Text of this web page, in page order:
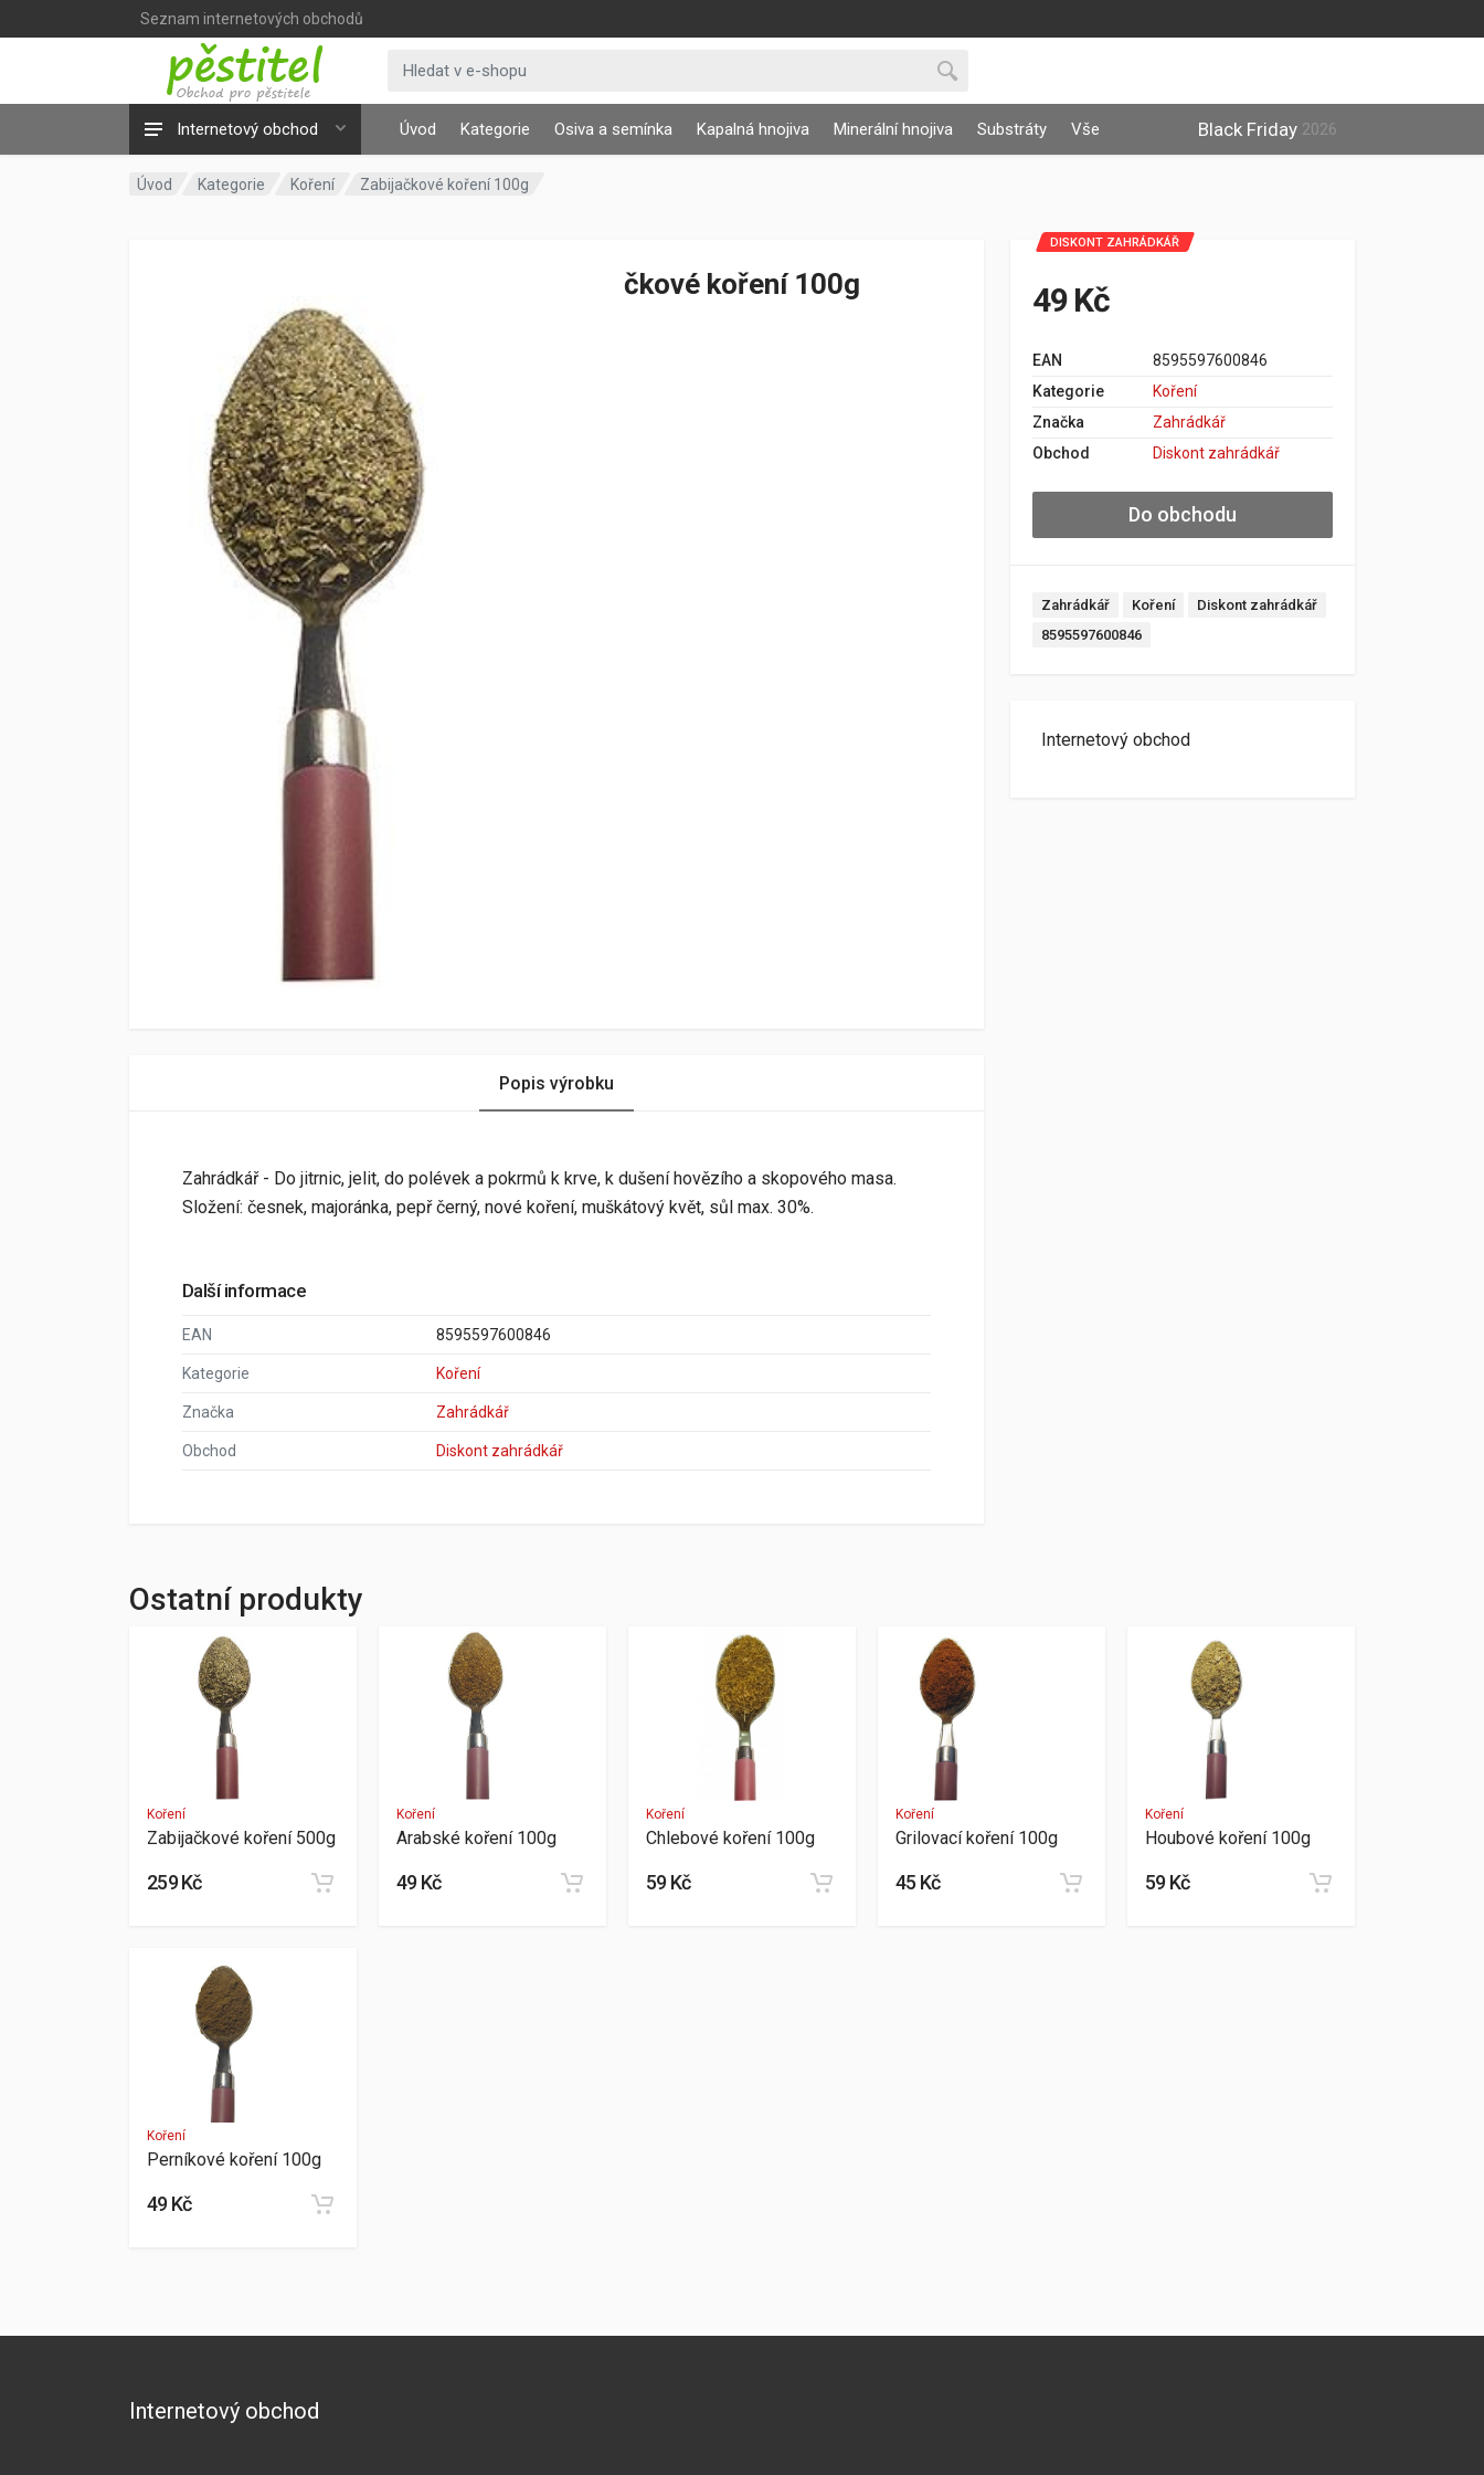
Seznam internetových obchodů
Internetový obchod Úvod Kategorie Osiva a semínka Kapalná hnojiva Minerální hnojiva Substráty Vše Black Friday 2026
Úvod Kategorie Koření Zabijačkové koření 100g
Zabijačkové koření 100g
DISKONT ZAHRÁDKÁŘ
49 Kč
EAN
8595597600846
Kategorie
Koření
Značka
Zahrádkář
Obchod
Diskont zahrádkář
Do obchodu
Zahrádkář Koření
Diskont zahrádkář
8595597600846
Internetový obchod
Popis výrobku
Zahrádkář - Do jitrnic, jelit, do polévek a pokrmů k krve, k dušení hovězího a skopového masa.
Složení: česnek, majoránka, pepř černý, nové koření, muškátový květ, sůl max. 30%.
Další informace
EAN 8595597600846
Kategorie Koření
Značka Zahrádkář
Obchod Diskont zahrádkář
Ostatní produkty
Koření
Zabijačkové koření 500g
259 Kč
Koření
Arabské koření 100g
49 Kč
Koření
Chlebové koření 100g
59 Kč
Koření
Grilovací koření 100g
45 Kč
Koření
Houbové koření 100g
59 Kč
Koření
Perníkové koření 100g
49 Kč
Internetový obchod